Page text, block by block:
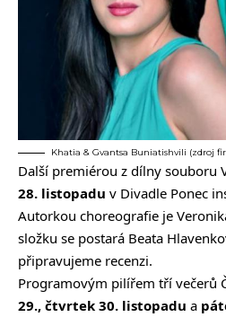
Khatia & Gvantsa Buniatishvili (zdroj
Další premiérou z dílny souboru
28. listopadu v Divadle Ponec
Autorkou choreografie je
složku se postará Beata
připravujeme recenzi.
Programovým pilířem tří večerů
29., čtvrtek 30. listopadu a